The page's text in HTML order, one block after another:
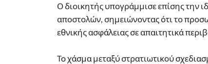
Ο διοικητής υπογράμμισε επίσης την
αποστολών, σημειώνοντας ότι το
εθνικής ασφάλειας σε απαιτητικά
Το χάσμα μεταξύ στρατιωτικού